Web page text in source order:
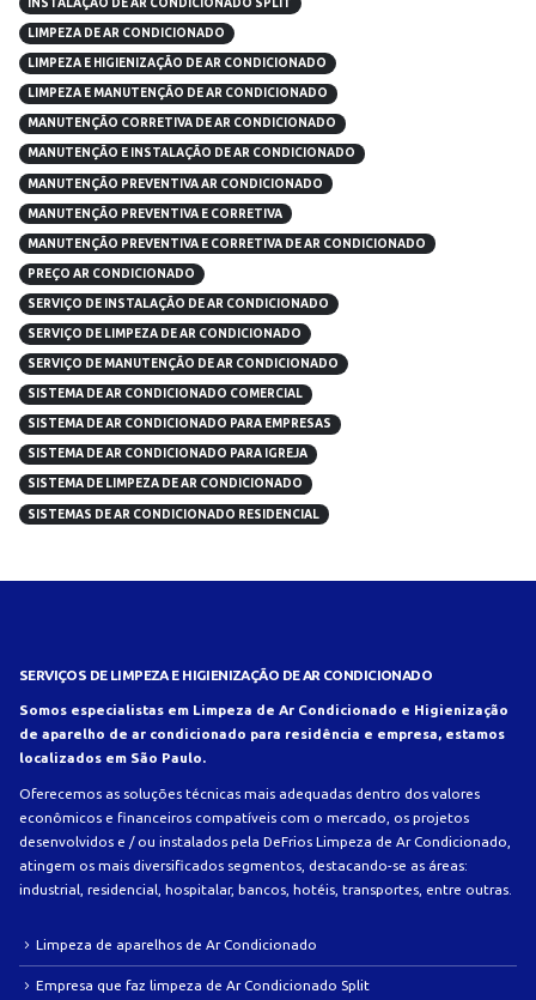
INSTALAÇÃO DE AR CONDICIONADO SPLIT
LIMPEZA DE AR CONDICIONADO
LIMPEZA E HIGIENIZAÇÃO DE AR CONDICIONADO
LIMPEZA E MANUTENÇÃO DE AR CONDICIONADO
MANUTENÇÃO CORRETIVA DE AR CONDICIONADO
MANUTENÇÃO E INSTALAÇÃO DE AR CONDICIONADO
MANUTENÇÃO PREVENTIVA AR CONDICIONADO
MANUTENÇÃO PREVENTIVA E CORRETIVA
MANUTENÇÃO PREVENTIVA E CORRETIVA DE AR CONDICIONADO
PREÇO AR CONDICIONADO
SERVIÇO DE INSTALAÇÃO DE AR CONDICIONADO
SERVIÇO DE LIMPEZA DE AR CONDICIONADO
SERVIÇO DE MANUTENÇÃO DE AR CONDICIONADO
SISTEMA DE AR CONDICIONADO COMERCIAL
SISTEMA DE AR CONDICIONADO PARA EMPRESAS
SISTEMA DE AR CONDICIONADO PARA IGREJA
SISTEMA DE LIMPEZA DE AR CONDICIONADO
SISTEMAS DE AR CONDICIONADO RESIDENCIAL
SERVIÇOS DE LIMPEZA E HIGIENIZAÇÃO DE AR CONDICIONADO
Somos especialistas em Limpeza de Ar Condicionado e Higienização
de aparelho de ar condicionado para residência e empresa, estamos
localizados em São Paulo.
Oferecemos as soluções técnicas mais adequadas dentro dos valores
econômicos e financeiros compatíveis com o mercado, os projetos
desenvolvidos e / ou instalados pela DeFrios Limpeza de Ar Condicionado,
atingem os mais diversificados segmentos, destacando-se as áreas:
industrial, residencial, hospitalar, bancos, hotéis, transportes, entre outras.
Limpeza de aparelhos de Ar Condicionado
Empresa que faz limpeza de Ar Condicionado Split